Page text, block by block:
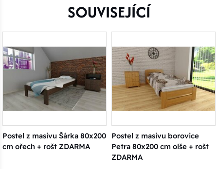
SOUVISEJÍCÍ
Postel z masivu Šárka 80x200
cm ořech + rošt ZDARMA
Postel z masivu borovice
Petra 80x200 cm olše + rošt
ZDARMA